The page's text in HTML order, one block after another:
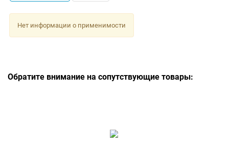
Нет информации о применимости
Обратите внимание на сопутствующие товары: